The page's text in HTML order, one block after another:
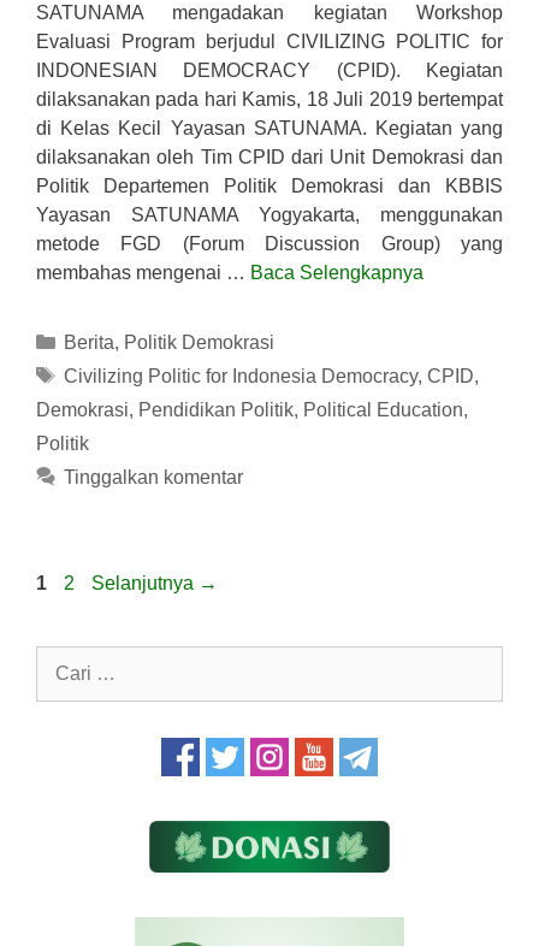
SATUNAMA mengadakan kegiatan Workshop
Evaluasi Program berjudul CIVILIZING POLITIC for
INDONESIAN DEMOCRACY (CPID). Kegiatan
dilaksanakan pada hari Kamis, 18 Juli 2019 bertempat
di Kelas Kecil Yayasan SATUNAMA. Kegiatan yang
dilaksanakan oleh Tim CPID dari Unit Demokrasi dan
Politik Departemen Politik Demokrasi dan KBBIS
Yayasan SATUNAMA Yogyakarta, menggunakan
metode FGD (Forum Discussion Group) yang
membahas mengenai … Baca Selengkapnya
Kategori
Berita, Politik Demokrasi
Tag
Civilizing Politic for Indonesia Democracy, CPID,
Demokrasi, Pendidikan Politik, Political Education,
Politik
Tinggalkan komentar
Halaman
1 Halaman
2 Selanjutnya →